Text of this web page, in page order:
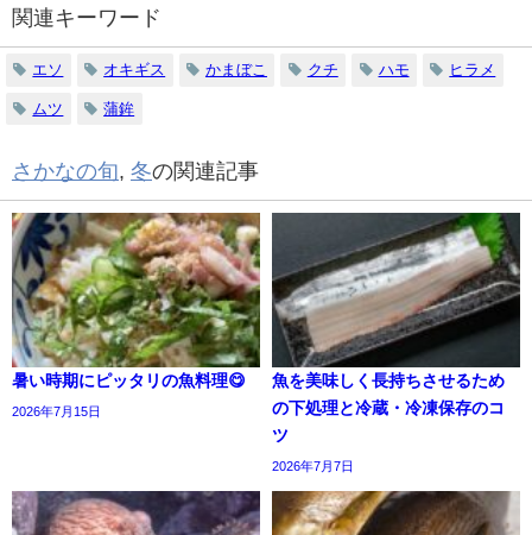
関連キーワード
エソ オキギス かまぼこ クチ ハモ ヒラメ
ムツ 蒲鉾
さかなの旬, 冬の関連記事
暑い時期にピッタリの魚料理😋
2026年7月15日
魚を美味しく長持ちさせるため
の下処理と冷蔵・冷凍保存のコ
ツ
2026年7月7日